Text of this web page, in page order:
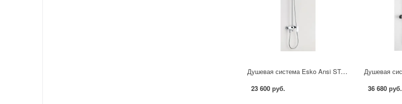
Душевая система Esko Ansi STA18 со смесителем 3 режима цвет хром
23 600 руб. 36 680 руб.